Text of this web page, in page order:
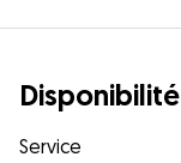
Disponibilité
Service